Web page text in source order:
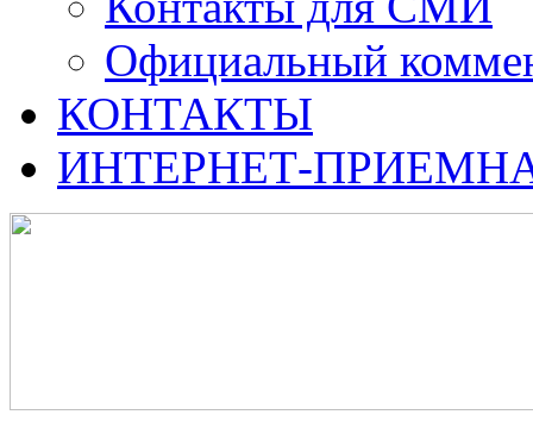
Официальный
КОНТАКТЫ
ИНТЕРНЕТ-